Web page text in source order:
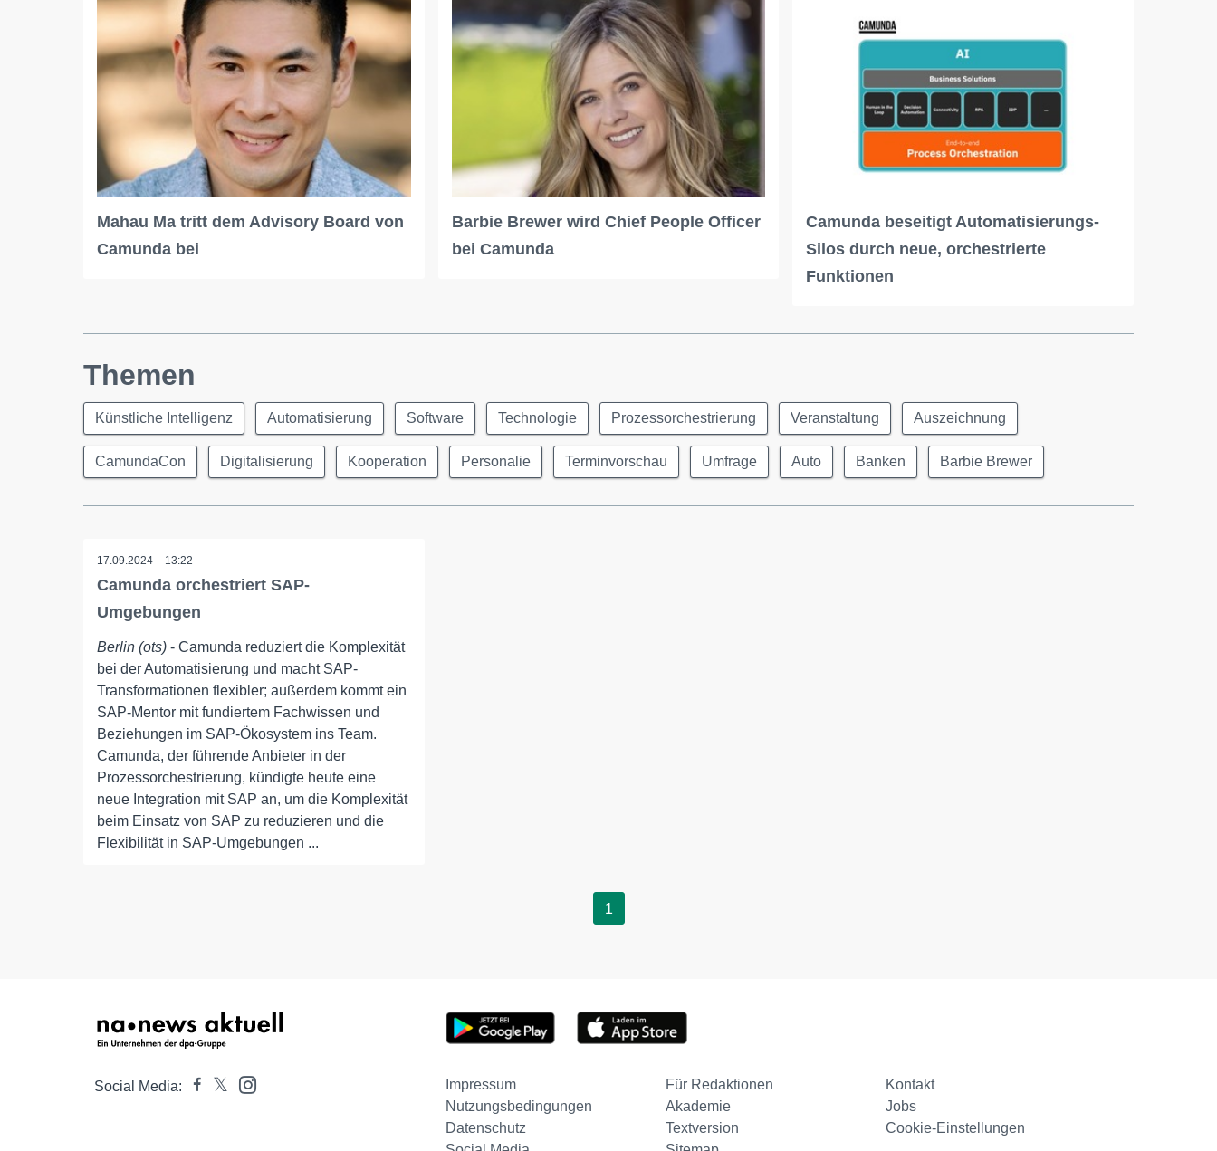
Mahau Ma tritt dem Advisory Board von
Camunda bei
Barbie Brewer wird Chief People Officer
bei Camunda
Camunda beseitigt Automatisierungs-
Silos durch neue, orchestrierte
Funktionen
Themen
Künstliche Intelligenz Automatisierung Software Technologie Prozessorchestrierung Veranstaltung Auszeichnung
CamundaCon Digitalisierung Kooperation Personalie Terminvorschau Umfrage Auto Banken Barbie Brewer
17.09.2024 – 13:22
Camunda orchestriert SAP-
Umgebungen
Berlin (ots) - Camunda reduziert die Komplexität
bei der Automatisierung und macht SAP-
Transformationen flexibler; außerdem kommt ein
SAP-Mentor mit fundiertem Fachwissen und
Beziehungen im SAP-Ökosystem ins Team.
Camunda, der führende Anbieter in der
Prozessorchestrierung, kündigte heute eine
neue Integration mit SAP an, um die Komplexität
beim Einsatz von SAP zu reduzieren und die
Flexibilität in SAP-Umgebungen ...
1
Social Media: Impressum Für Redaktionen
Kontakt
Nutzungsbedingungen
Akademie
Jobs
Datenschutz
Textversion
Cookie-Einstellungen